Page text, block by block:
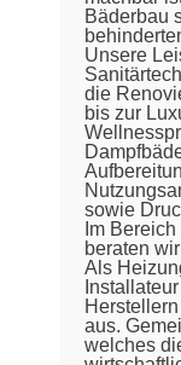
Bäderbau
Unsere
die
bis zur
sowie
Im
beraten
Als
aus.
welches